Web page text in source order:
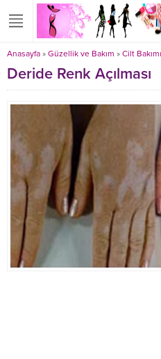
Anasayfa » Güzellik ve Bakım » Cilt Bakımı
Deride Renk Açılması